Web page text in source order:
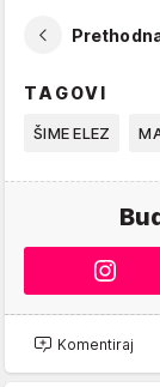
TAGOVI
ŠIME ELEZ
Komentiraj